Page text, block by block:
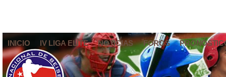
INICIO IV LIGA ELITE NOTICIAS FOROS